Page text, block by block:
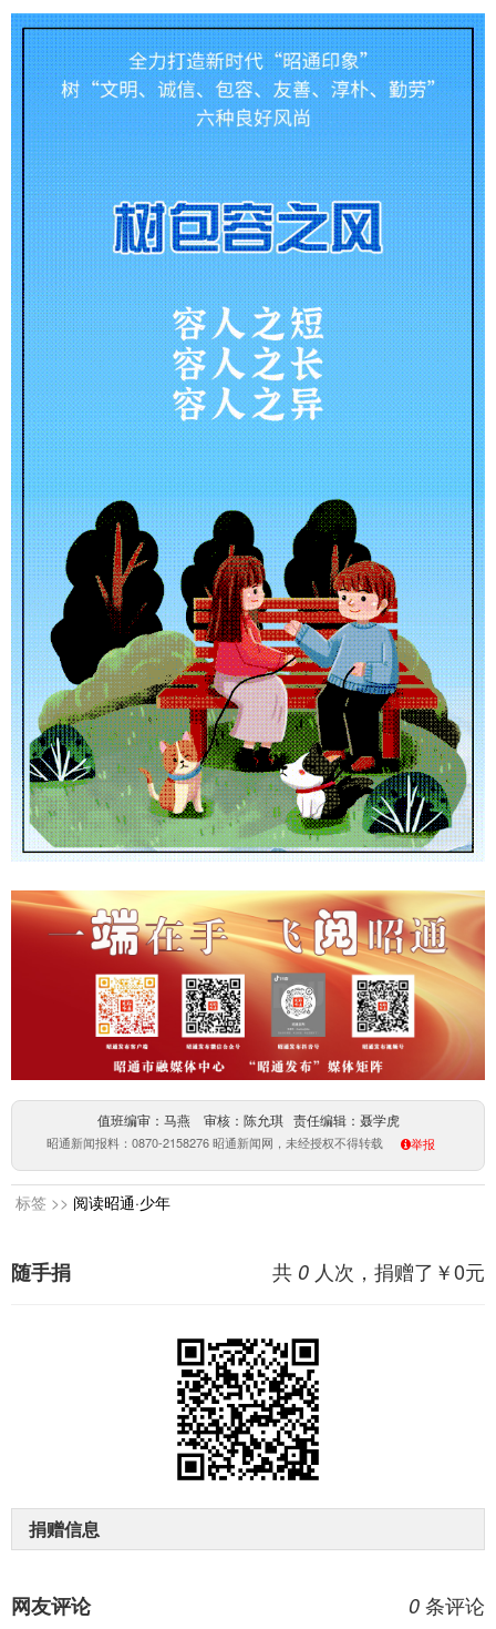
值班编审：马燕 审核：陈允琪 责任编辑：聂学虎
昭通新闻报料：0870-2158276 昭通新闻网，未经授权不得转载 举报
标签 >> 阅读昭通·少年
共 0 人次，捐赠了￥0元
随手捐
捐赠信息
0 条评论
网友评论